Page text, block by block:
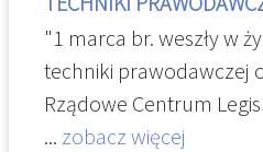
dokumentacji osobowej
płacowej pracowników
" Baza zlikwidowanych
przekształconych
"1 marca br. weszły w
techniki prawodawczej
Rządowe Centrum
z przedstawicielami
... zobacz więcej